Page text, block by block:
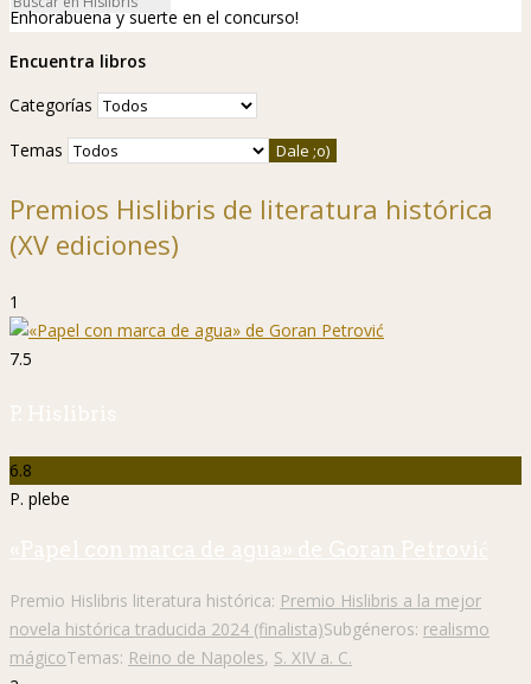
Enhorabuena y suerte en el concurso!
Encuentra libros
Categorías
Temas
Premios Hislibris de literatura histórica
(XV ediciones)
1
7.5
P. Hislibris
6.8
P. plebe
«Papel con marca de agua» de Goran Petrović
Premio Hislibris literatura histórica: Premio Hislibris a la mejor
novela histórica traducida 2024 (finalista)Subgéneros: realismo
mágicoTemas: Reino de Napoles, S. XIV a. C.